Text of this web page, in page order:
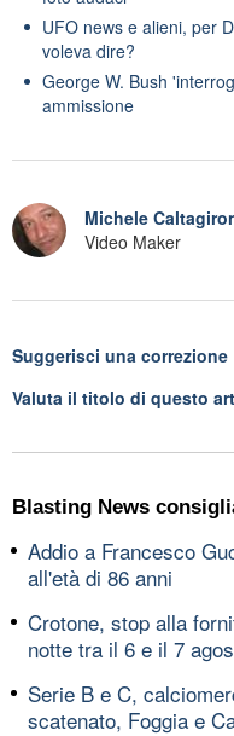
UFO news e alieni, per
voleva dire?
George W. Bush
ammissione
Michele
Video Maker
Suggerisci una correzione
Valuta il titolo di questo
Blasting News
Addio a Francesco
all'età di 86 anni
Crotone, stop alla
notte tra il 6 e il 7
Serie B e C,
scatenato, Foggia e